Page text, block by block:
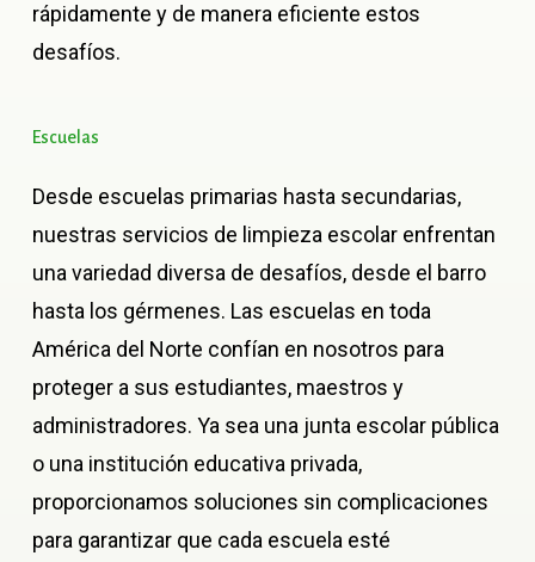
rápidamente y de manera eficiente estos
desafíos.
Escuelas
Desde escuelas primarias hasta secundarias,
nuestras servicios de limpieza escolar enfrentan
una variedad diversa de desafíos, desde el barro
hasta los gérmenes. Las escuelas en toda
América del Norte confían en nosotros para
proteger a sus estudiantes, maestros y
administradores. Ya sea una junta escolar pública
o una institución educativa privada,
proporcionamos soluciones sin complicaciones
para garantizar que cada escuela esté